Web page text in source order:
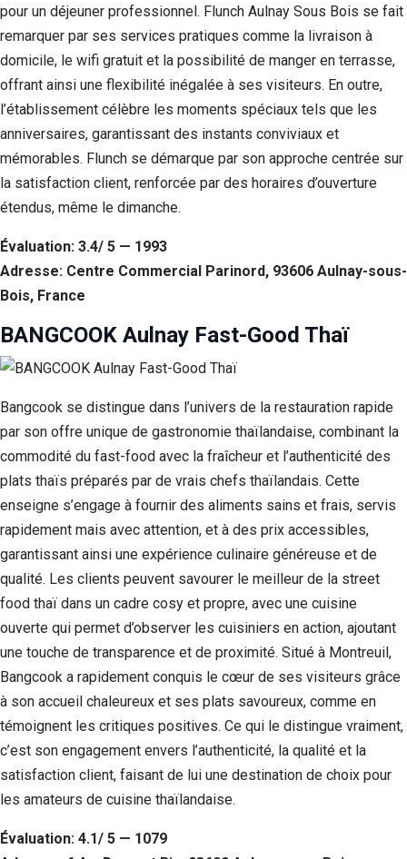
pour un déjeuner professionnel. Flunch Aulnay Sous Bois se fait
remarquer par ses services pratiques comme la livraison à
domicile, le wifi gratuit et la possibilité de manger en terrasse,
offrant ainsi une flexibilité inégalée à ses visiteurs. En outre,
l’établissement célèbre les moments spéciaux tels que les
anniversaires, garantissant des instants conviviaux et
mémorables. Flunch se démarque par son approche centrée sur
la satisfaction client, renforcée par des horaires d’ouverture
étendus, même le dimanche.
Évaluation: 3.4/ 5 — 1993
Adresse: Centre Commercial Parinord, 93606 Aulnay-sous-
Bois, France
BANGCOOK Aulnay Fast-Good Thaï
Bangcook se distingue dans l’univers de la restauration rapide
par son offre unique de gastronomie thaïlandaise, combinant la
commodité du fast-food avec la fraîcheur et l’authenticité des
plats thaïs préparés par de vrais chefs thaïlandais. Cette
enseigne s’engage à fournir des aliments sains et frais, servis
rapidement mais avec attention, et à des prix accessibles,
garantissant ainsi une expérience culinaire généreuse et de
qualité. Les clients peuvent savourer le meilleur de la street
food thaï dans un cadre cosy et propre, avec une cuisine
ouverte qui permet d’observer les cuisiniers en action, ajoutant
une touche de transparence et de proximité. Situé à Montreuil,
Bangcook a rapidement conquis le cœur de ses visiteurs grâce
à son accueil chaleureux et ses plats savoureux, comme en
témoignent les critiques positives. Ce qui le distingue vraiment,
c’est son engagement envers l’authenticité, la qualité et la
satisfaction client, faisant de lui une destination de choix pour
les amateurs de cuisine thaïlandaise.
Évaluation: 4.1/ 5 — 1079